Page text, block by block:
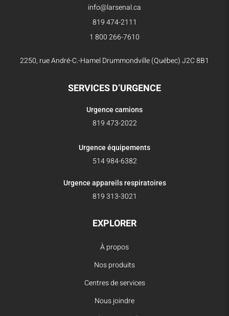
info@larsenal.ca
819 474-2111
1 800 266-7610
2250, rue André-C.-Hamel Drummondville (Québec) J2C 8B1
SERVICES D’URGENCE
Urgence camions
819 473-2022
Urgence équipements
514 984-6382
Urgence appareils respiratoires
819 313-3021
EXPLORER
À propos
Nos produits
Centres de services
Nous joindre